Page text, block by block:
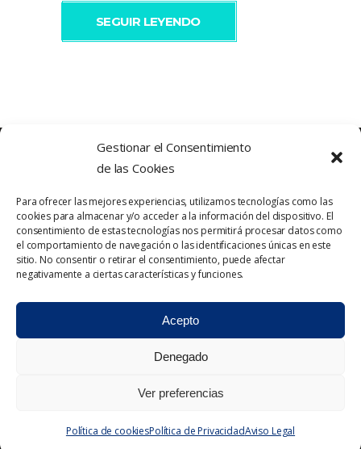
Gestionar el Consentimiento
de las Cookies
Para ofrecer las mejores experiencias, utilizamos tecnologías como las
cookies para almacenar y/o acceder a la información del dispositivo. El
consentimiento de estas tecnologías nos permitirá procesar datos como
el comportamiento de navegación o las identificaciones únicas en este
sitio. No consentir o retirar el consentimiento, puede afectar
negativamente a ciertas características y funciones.
Acepto
Denegado
Ver preferencias
Política de cookiesPolítica de PrivacidadAviso Legal
SEGUIR LEYENDO
Política de Privacidad
reservados.